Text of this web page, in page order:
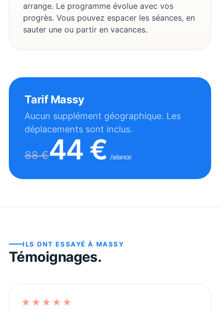
arrange. Le programme évolue avec vos
progrès. Vous pouvez espacer les séances, en
sauter une ou partir en vacances.
TarifMassy
Aucun supplément géographique. Les
déplacements sont inclus.
88€44 € /séance
ILS ONT ESSAYÉ À MASSY
Témoignages.
★★★★★